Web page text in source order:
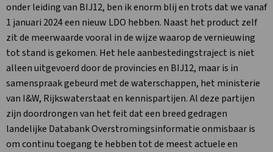
onder leiding van BIJ12, ben ik enorm blij en trots dat we vanaf
1 januari 2024 een nieuw LDO hebben. Naast het product zelf
zit de meerwaarde vooral in de wijze waarop de vernieuwing
tot stand is gekomen. Het hele aanbestedingstraject is niet
alleen uitgevoerd door de provincies en BIJ12, maar is in
samenspraak gebeurd met de waterschappen, het ministerie
van I&W, Rijkswaterstaat en kennispartijen. Al deze partijen
zijn doordrongen van het feit dat een breed gedragen
landelijke Databank Overstromingsinformatie onmisbaar is
om continu toegang te hebben tot de meest actuele en